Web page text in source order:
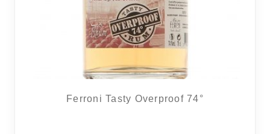
Ferroni Tasty Overproof 74°